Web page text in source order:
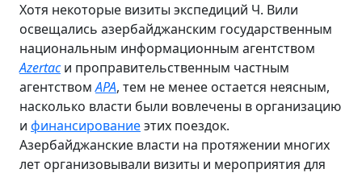
Хотя некоторые визиты экспедиций Ч. Вили
освещались азербайджанским государственным
национальным информационным агентством
Azertacи проправительственным частным
агентствомAPA, тем не менее остается неясным,
насколько власти были вовлечены в организацию
и финансированиеэтих поездок.
Азербайджанские власти на протяжении многих
лет организовывали визиты и мероприятия для